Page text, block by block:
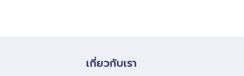
เกี่ยวกับเรา